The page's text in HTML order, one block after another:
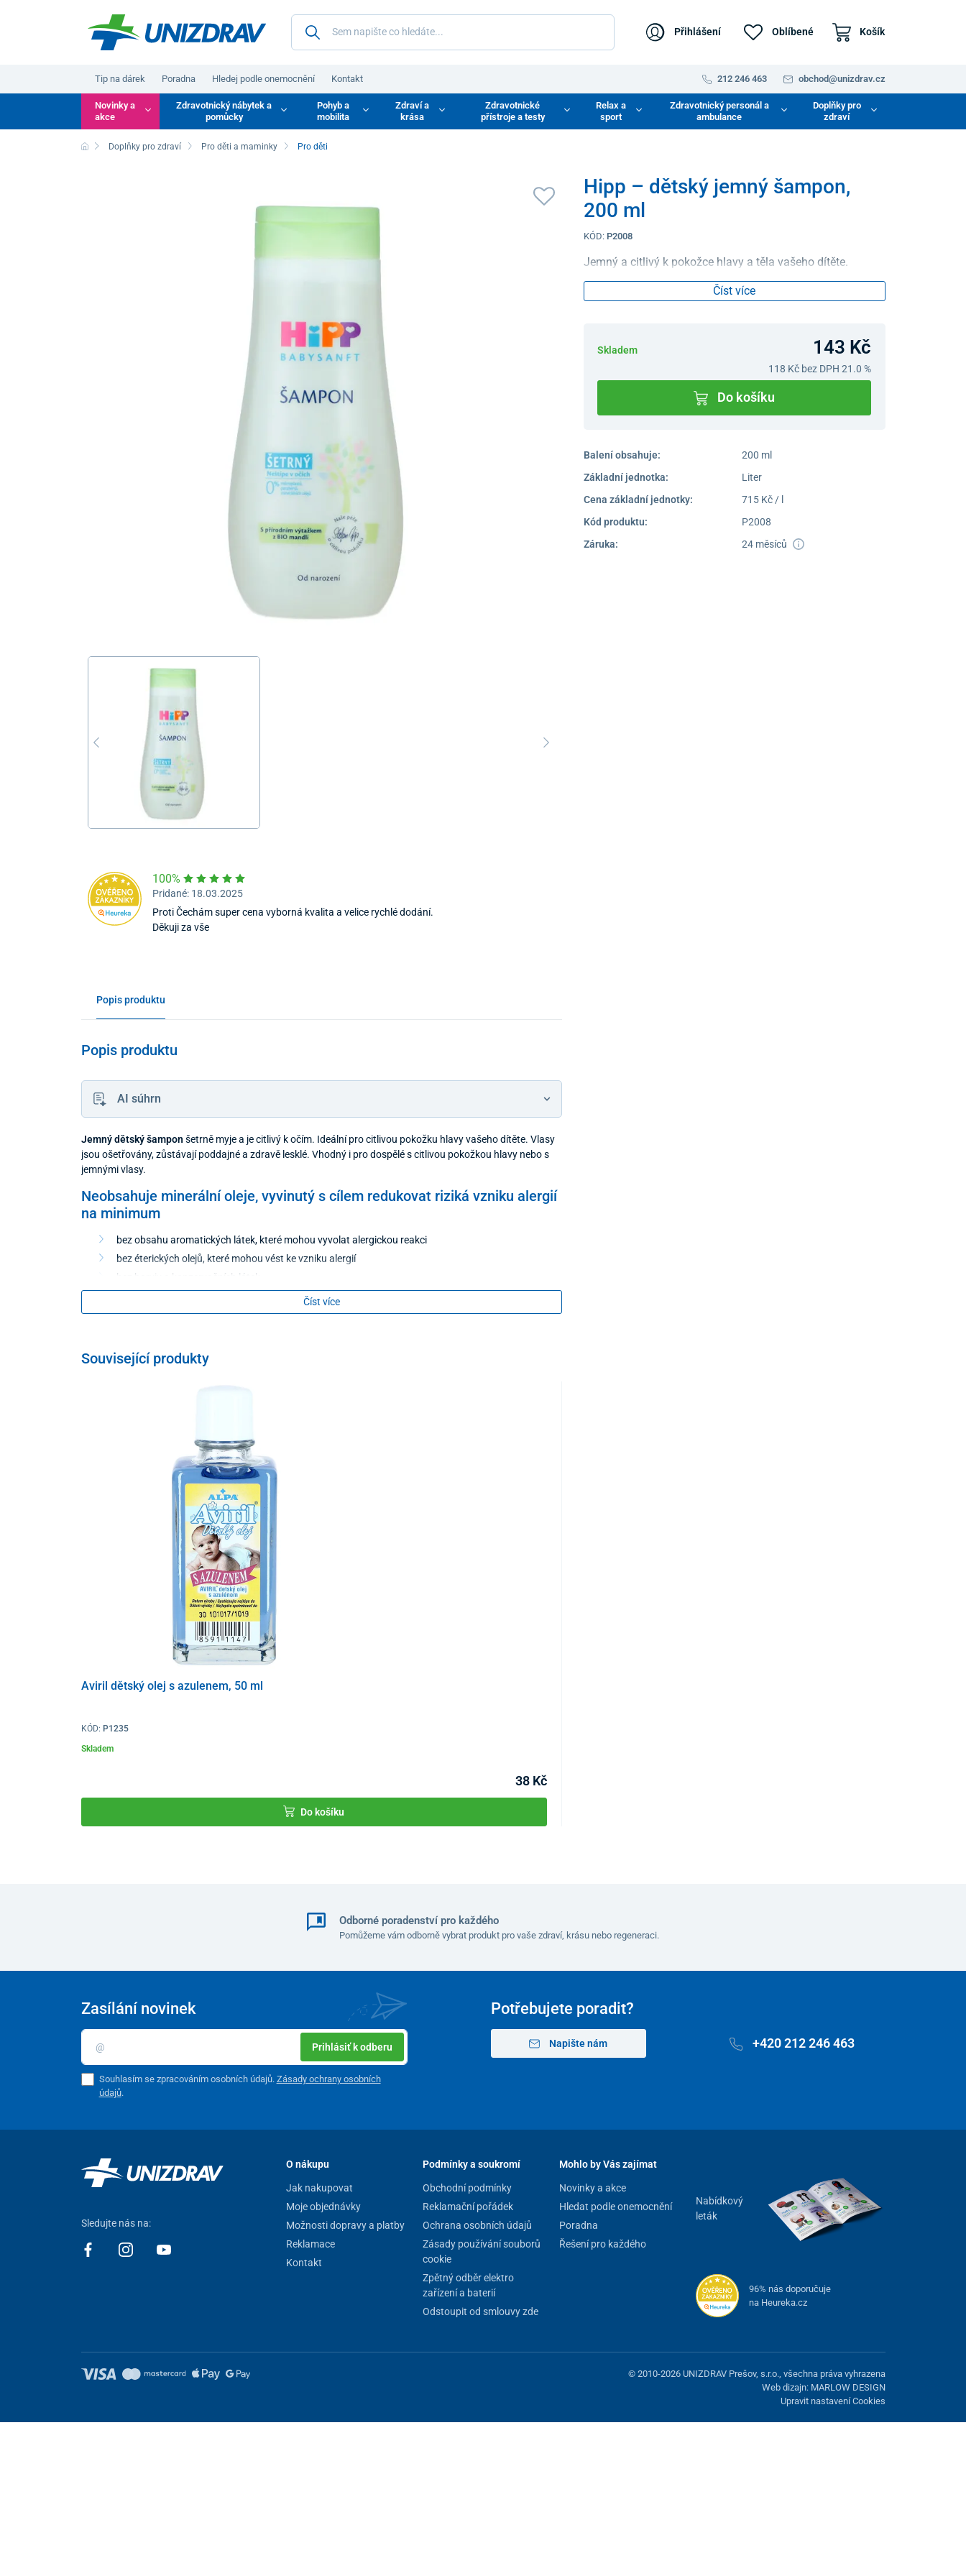
Přihlášení Oblíbené Košík
Tip na dárek Poradna Hledej podle onemocnění Kontakt 212 246 463 obchod@unizdrav.cz
Novinky a
akce
Zdravotnický nábytek a
pomůcky
Pohyb a
mobilita
Zdraví a
krása
Zdravotnické
přístroje a testy
Relax a
sport
Zdravotnický personál a
ambulance
Doplňky pro
zdraví
Doplňky pro zdraví Pro děti a maminky Pro děti
Hipp – dětský jemný šampon,
200 ml
KÓD: P2008
Jemný a citlivý k pokožce hlavy a těla vašeho dítěte.
Číst více
Skladem 143 Kč
118 Kčbez DPH 21.0 %
Do košíku
Balení obsahuje:
200 ml
Základní jednotka:
Liter
Cena základní jednotky:
715 Kč / l
Kód produktu:
P2008
Záruka:
24 měsíců
100%
Pridané: 18.03.2025
Proti Čechám super cena vyborná kvalita a velice rychlé dodání.
Děkuji za vše
Popis produktu
Popis produktu
AI súhrn
Jemný dětský šampon šetrně myje a je citlivý k očím. Ideální pro citlivou pokožku hlavy vašeho dítěte. Vlasy
jsou ošetřovány, zůstávají poddajné a zdravě lesklé. Vhodný i pro dospělé s citlivou pokožkou hlavy nebo s
jemnými vlasy.
Neobsahuje minerální oleje, vyvinutý s cílem redukovat riziká vzniku alergií
na minimum
bez obsahu aromatických látek, které mohou vyvolat alergickou reakci
bez éterických olejů, které mohou vést ke vzniku alergií
bez barviv a konzervačních látek
obsahuje velmi jemné mycí složky, bez mýdla, citlivý k očím
bez emulgátorů
Snášenlivost s pokožkou – dermatologicky testováno.
Číst více
Související produkty
Aviril dětský olej s azulenem, 50 ml
KÓD: P1235
Skladem
38 Kč
Do košíku
Odborné poradenství pro každého
Pomůžeme vám odborně vybrat produkt pro vaše zdraví, krásu nebo regeneraci.
Potřebujete poradit?
Napište nám +420 212 246 463
Zasílání novinek
Prihlásiť k odberu
Souhlasím se zpracováním osobních údajů. Zásady ochrany osobních
údajů.
Sledujte nás na:
O nákupu
Jak nakupovat
Moje objednávky
Možnosti dopravy a platby
Reklamace
Kontakt
Podmínky a soukromí
Obchodní podmínky
Reklamační pořádek
Ochrana osobních údajů
Zásady používání souborů
cookie
Zpětný odběr elektro
zařízení a baterií
Odstoupit od smlouvy zde
Mohlo by Vás zajímat
Novinky a akce
Hledat podle onemocnění
Poradna
Řešení pro každého
Nabídkový
leták
96% nás doporučuje
na Heureka.cz
© 2010-2026 UNIZDRAV Prešov, s.r.o., všechna práva vyhrazena
Web dizajn: MARLOW DESIGN
Upravit nastavení Cookies